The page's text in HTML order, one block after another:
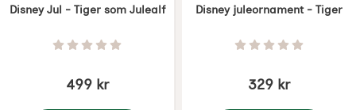
Disney Jul - Tiger som Julealf
Varenummer 7383Vurdering: 0 Stjerne av 5
499 kr
Disney juleornament - Tiger
Varenummer 7388Vurdering: 0
329 kr